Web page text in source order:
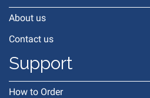
About us
Contact us
Support
How to Order